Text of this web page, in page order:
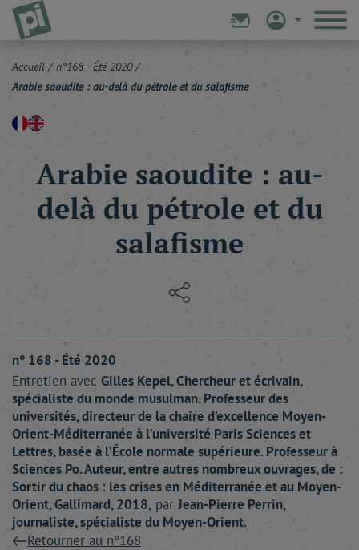
Accueil / n°168 - Été 2020/
Arabie saoudite : au-delà du pétrole et du salafisme
Arabie saoudite : au-
delà du pétrole et du
salafisme
n° 168 - Été 2020
Entretien avec Gilles Kepel, Chercheur et écrivain,
spécialiste du monde musulman. Professeur des
universités, directeur de la chaire d’excellence Moyen-
Orient-Méditerranée à l’université Paris Sciences et
Lettres, basée à l’École normale supérieure. Professeur à
Sciences Po. Auteur, entre autres nombreux ouvrages, de :
Sortir du chaos : les crises en Méditerranée et au Moyen-
Orient, Gallimard, 2018, parJean-Pierre Perrin,
journaliste, spécialiste du Moyen-Orient.
Retourner au n°168